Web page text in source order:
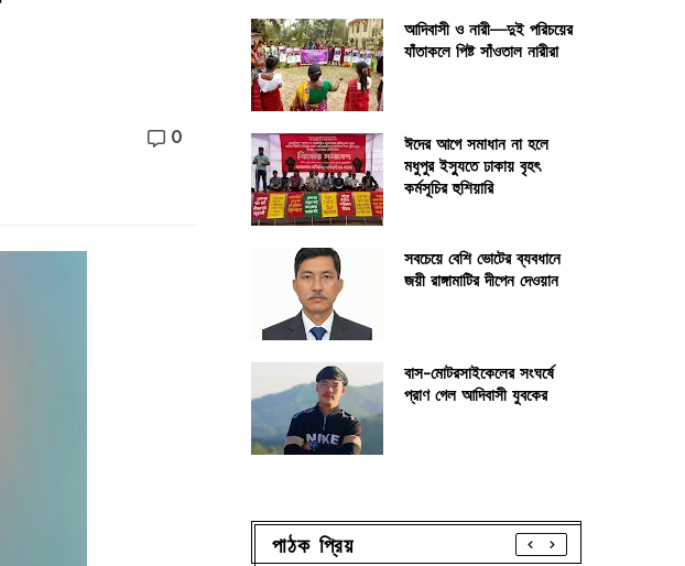
0
আদিবাসী ও নারী—দুই পরিচয়ের
যাঁতাকলে পিষ্ট সাঁওতাল নারীরা
ঈদের আগে সমাধান না হলে
মধুপুর ইস্যুতে ঢাকায় বৃহৎ
কর্মসূচির হুশিয়ারি
সবচেয়ে বেশি ভোটের ব্যবধানে
জয়ী রাঙ্গামাটির দীপেন দেওয়ান
বাস-মোটরসাইকেলের সংঘর্ষে
প্রাণ গেল আদিবাসী যুবকের
পাঠক প্রিয়